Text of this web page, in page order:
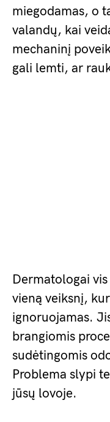
miegodamas, o
valandų, kai
mechaninį
gali lemti, ar
Dermatologai
vieną veiksnį,
ignoruojamas.
brangiomis
sudėtingomis
Problema slypi
jūsų lovoje.